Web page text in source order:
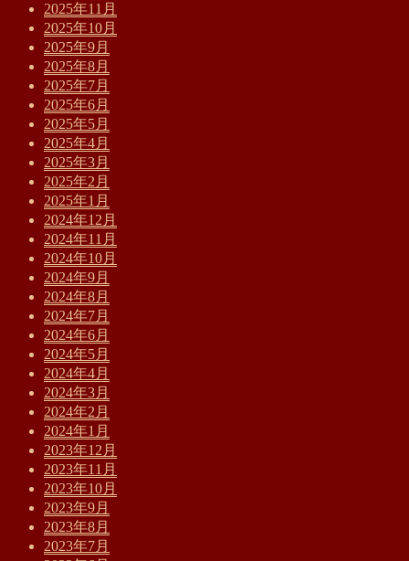
2025年11月
2025年10月
2025年9月
2025年8月
2025年7月
2025年6月
2025年5月
2025年4月
2025年3月
2025年2月
2025年1月
2024年12月
2024年11月
2024年10月
2024年9月
2024年8月
2024年7月
2024年6月
2024年5月
2024年4月
2024年3月
2024年2月
2024年1月
2023年12月
2023年11月
2023年10月
2023年9月
2023年8月
2023年7月